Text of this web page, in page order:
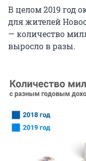
В целом 2019 год
для жителей
— количество
выросло в разы.